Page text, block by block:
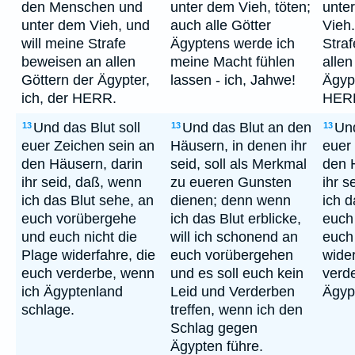
den Menschen und
unter dem Vieh, und
will meine Strafe
beweisen an allen
Göttern der Ägypter,
ich, der HERR.
unter dem Vieh, töten;
auch alle Götter
Ägyptens werde ich
meine Macht fühlen
lassen - ich, Jahwe!
13 Und das Blut soll
euer Zeichen sein an
den Häusern, darin
ihr seid, daß, wenn
ich das Blut sehe, an
euch vorübergehe
und euch nicht die
Plage widerfahre, die
euch verderbe, wenn
ich Ägyptenland
schlage.
13 Und das Blut an den
Häusern, in denen ihr
seid, soll als Merkmal
zu eueren Gunsten
dienen; denn wenn
ich das Blut erblicke,
will ich schonend an
euch vorübergehen
und es soll euch kein
Leid und Verderben
treffen, wenn ich den
Schlag gegen
Ägypten führe.
13
euer
den
ihr
ich